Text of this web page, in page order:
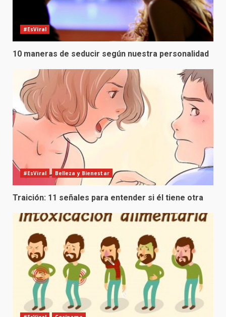
#EsViral
10 maneras de seducir según nuestra personalidad
#EsViral Belleza y Bienestar
Traición: 11 señales para entender si él tiene otra